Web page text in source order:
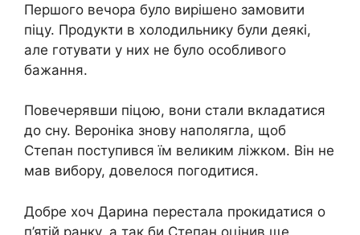
Першого вечора було вирішено замовити
піцу. Продукти в холодильнику були деякі,
але готувати у них не було особливого
бажання.
Повечерявши піцою, вони стали вкладатися
до сну. Вероніка знову наполягла, щоб
Степан поступився їм великим ліжком. Він не
мав вибору, довелося погодитися.
Добре хоч Дарина перестала прокидатися о
п’ятій ранку, а так би Степан оцінив ще